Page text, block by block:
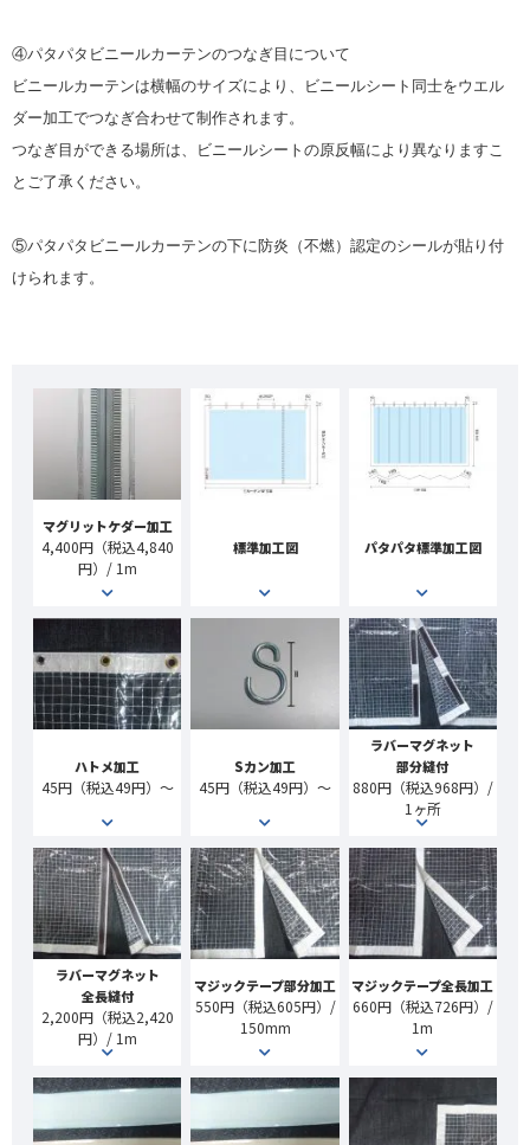
④パタパタビニールカーテンのつなぎ目について
ビニールカーテンは横幅のサイズにより、ビニールシート同士をウエル
ダー加工でつなぎ合わせて制作されます。
つなぎ目ができる場所は、ビニールシートの原反幅により異なりますこ
とご了承ください。
⑤パタパタビニールカーテンの下に防炎（不燃）認定のシールが貼り付
けられます。
マグリットケダー加工
4,400円（税込4,840
円）/ 1m
標準加工図 パタパタ標準加工図
ハトメ加工
45円（税込49円）～
Sカン加工
45円（税込49円）～
ラバーマグネット
部分縫付
880円（税込968円）/
1ヶ所
ラバーマグネット
全長縫付
2,200円（税込2,420
円）/ 1m
マジックテープ部分加工
550円（税込605円）/
150mm
マジックテープ全長加工
660円（税込726円）/
1m